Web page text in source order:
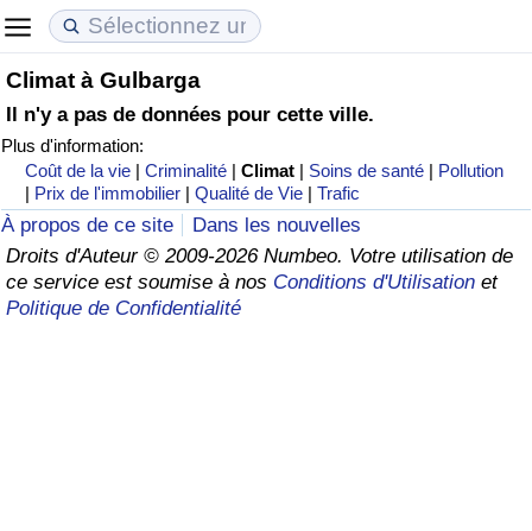
Climat à Gulbarga
Il n'y a pas de données pour cette ville.
Plus d'information:
Coût de la vie |Criminalité |Climat | Soins de santé | Pollution
| Prix de l'immobilier |Qualité de Vie |Trafic
À propos de ce site
Dans les nouvelles
Droits d'Auteur © 2009-2026 Numbeo. Votre utilisation de
ce service est soumise à nos Conditions d'Utilisation et
Politique de Confidentialité
Coût de la vie
Indice du Coût de la Vie (Actuel)
Indice du Coût de la Vie
Indice du coût de la vie par pays
Prix de l'immobilier
Indice des Prix de l'immobilier (Actuel)
Indice des Prix de l'immobilier
Indice des Prix de l'immobilier par Pays
Qualité de Vie
Indice de Qualité de Vie
Indice de Qualité de Vie (Actuel)
Indice de qualité de vie par pays